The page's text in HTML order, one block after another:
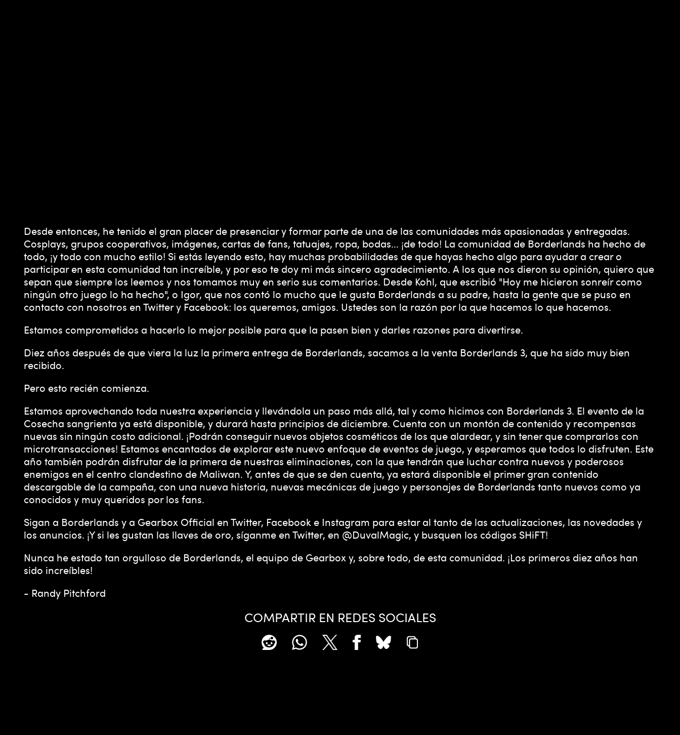
A
c
c
e
p
t
&
P
l
a
y
Al
hace
en
Desde entonces, he tenido el gran placer de presenciar y formar parte de una de las comunidades más apasionadas y entregadas.
Cosplays, grupos cooperativos, imágenes, cartas de fans, tatuajes, ropa, bodas... ¡de todo! La comunidad de Borderlands ha hecho de
todo, ¡y todo con mucho estilo! Si estás leyendo esto, hay muchas probabilidades de que hayas hecho algo para ayudar a crear o
participar en esta comunidad tan increíble, y por eso te doy mi más sincero agradecimiento. A los que nos dieron su opinión, quiero que
sepan que siempre los leemos y nos tomamos muy en serio sus comentarios. Desde Kohl, que escribió "Hoy me hicieron sonreír como
ningún otro juego lo ha hecho", o Igor, que nos contó lo mucho que le gusta Borderlands a su padre, hasta la gente que se puso en
contacto con nosotros en Twitter y Facebook: los queremos, amigos. Ustedes son la razón por la que hacemos lo que hacemos.
Estamos comprometidos a hacerlo lo mejor posible para que la pasen bien y darles razones para divertirse.
Diez años después de que viera la luz la primera entrega de Borderlands, sacamos a la venta Borderlands 3, que ha sido muy bien
recibido.
Pero esto recién comienza.
Estamos aprovechando toda nuestra experiencia y llevándola un paso más allá, tal y como hicimos con Borderlands 3. El evento de la
Cosecha sangrienta ya está disponible, y durará hasta principios de diciembre. Cuenta con un montón de contenido y recompensas
nuevas sin ningún costo adicional. ¡Podrán conseguir nuevos objetos cosméticos de los que alardear, y sin tener que comprarlos con
microtransacciones! Estamos encantados de explorar este nuevo enfoque de eventos de juego, y esperamos que todos lo disfruten. Este
año también podrán disfrutar de la primera de nuestras eliminaciones, con la que tendrán que luchar contra nuevos y poderosos
enemigos en el centro clandestino de Maliwan. Y, antes de que se den cuenta, ya estará disponible el primer gran contenido
descargable de la campaña, con una nueva historia, nuevas mecánicas de juego y personajes de Borderlands tanto nuevos como ya
conocidos y muy queridos por los fans.
Sigan a Borderlands y a Gearbox Official en Twitter, Facebook e Instagram para estar al tanto de las actualizaciones, las novedades y
los anuncios. ¡Y si les gustan las llaves de oro, síganme en Twitter, en @DuvalMagic, y busquen los códigos SHiFT!
Nunca he estado tan orgulloso de Borderlands, el equipo de Gearbox y, sobre todo, de esta comunidad. ¡Los primeros diez años han
sido increíbles!
- Randy Pitchford
COMPARTIR EN REDES SOCIALES